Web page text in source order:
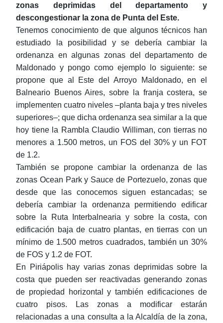
zonas deprimidas del departamento y
descongestionar la zona de Punta del Este.
Tenemos conocimiento de que algunos técnicos han
estudiado la posibilidad y se debería cambiar la
ordenanza en algunas zonas del departamento de
Maldonado y pongo como ejemplo lo siguiente: se
propone que al Este del Arroyo Maldonado, en el
Balneario Buenos Aires, sobre la franja costera, se
implementen cuatro niveles ‒planta baja y tres niveles
superiores‒; que dicha ordenanza sea similar a la que
hoy tiene la Rambla Claudio Williman, con tierras no
menores a 1.500 metros, un FOS del 30% y un FOT
de 1.2.
También se propone cambiar la ordenanza de las
zonas Ocean Park y Sauce de Portezuelo, zonas que
desde que las conocemos siguen estancadas; se
debería cambiar la ordenanza permitiendo edificar
sobre la Ruta Interbalnearia y sobre la costa, con
edificación baja de cuatro plantas, en tierras con un
mínimo de 1.500 metros cuadrados, también un 30%
de FOS y 1.2 de FOT.
En Piriápolis hay varias zonas deprimidas sobre la
costa que pueden ser reactivadas generando zonas
de propiedad horizontal y también edificaciones de
cuatro pisos. Las zonas a modificar estarán
relacionadas a una consulta a la Alcaldía de la zona,